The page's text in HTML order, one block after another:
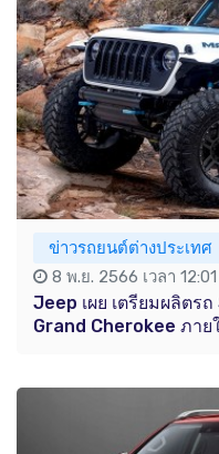
ข่าวรถยนต์ต่างประเทศ
8 พ.ย. 2566 เวลา
Jeep เผย เตรียมผลิตร
Grand Cherokee ภาย